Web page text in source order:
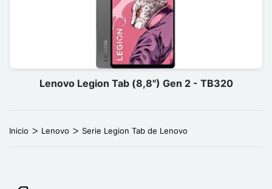
Lenovo Legion Tab (8,8") Gen 2 - TB320
Inicio Lenovo Serie Legion Tab de Lenovo